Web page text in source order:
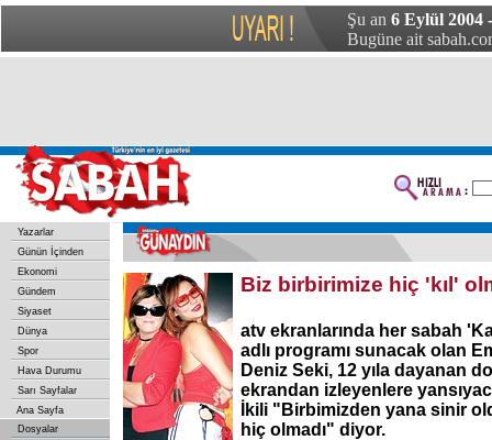
Şu an 6 Eylül 2004
Bugüne ait
Yazarlar
Günün İçinden
Ekonomi
Gündem
Siyaset
Dünya
Spor
Hava Durumu
Sarı Sayfalar
Ana Sayfa
Dosyalar
Biz birbirimize hiç 'kıl'
atv ekranlarında her sabah
adlı programı sunacak olan
Deniz Seki, 12 yıla dayanan
ekrandan izleyenlere
İkili "Birbimizden yana sinir
hiç olmadı" diyor.